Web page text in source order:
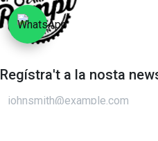
Regístra't a la nosta